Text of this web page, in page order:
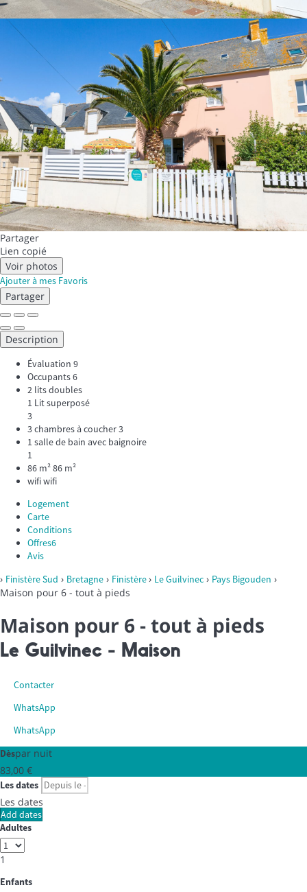
Partager
Lien copié
Voir photos
Ajouter à mes Favoris
Partager
Description
Évaluation 9
Occupants6
2 lits doubles
1 Lit superposé
3
3 chambres à coucher3
1 salle de bain avec baignoire
1
86 m²86 m²
wifiwifi
Logement
Carte
Conditions
Offres6
Avis
› Finistère Sud › Bretagne › Finistère› Le Guilvinec › Pays Bigouden ›
Maison pour 6 - tout à pieds
Maison pour 6 - tout à pieds
Le Guilvinec - Maison
Contacter
WhatsApp
WhatsApp
Dèspar nuit
83,00 €
Les dates
Les dates
Add dates
Adultes
1
Enfants